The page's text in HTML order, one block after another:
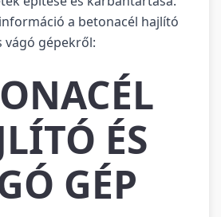
a betonacél hajlító
vágó gépekről:
ÉS
GÉP